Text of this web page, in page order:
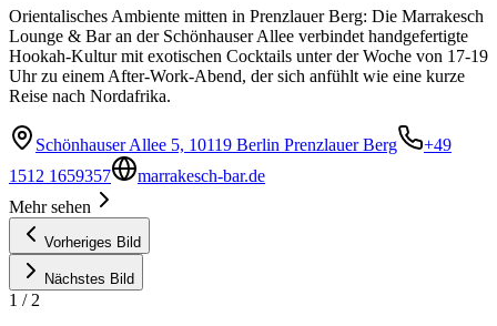
Orientalisches Ambiente mitten in Prenzlauer Berg: Die Marrakesch
Lounge & Bar an der Schönhauser Allee verbindet handgefertigte
Hookah-Kultur mit exotischen Cocktails unter der Woche von 17-19
Uhr zu einem After-Work-Abend, der sich anfühlt wie eine kurze
Reise nach Nordafrika.
Schönhauser Allee 5, 10119 Berlin Prenzlauer Berg
+49
1512 1659357
marrakesch-bar.de
Mehr sehen
Vorheriges Bild
Nächstes Bild
1 / 2